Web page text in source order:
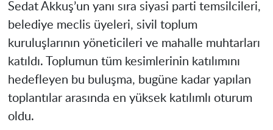
Sedat Akkuş’un yanı sıra siyasi parti temsilcileri,
belediye meclis üyeleri, sivil toplum
kuruluşlarının yöneticileri ve mahalle muhtarları
katıldı. Toplumun tüm kesimlerinin katılımını
hedefleyen bu buluşma, bugüne kadar yapılan
toplantılar arasında en yüksek katılımlı oturum
oldu.